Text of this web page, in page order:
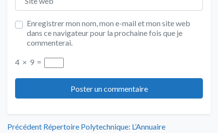
Enregistrer mon nom, mon e-mail et mon site web
dans ce navigateur pour la prochaine fois que je
commenterai.
4 × 9 =
Précédent Article
Répertoire Polytechnique: L’Annuaire